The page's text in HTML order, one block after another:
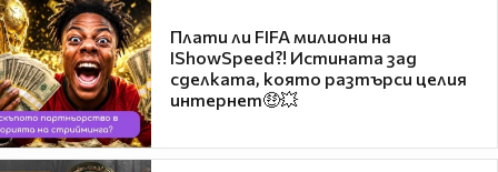
Плати ли FIFA милиони на
IShowSpeed?! Истината зад
сделката, която разтърси целия
интернет🤑💥